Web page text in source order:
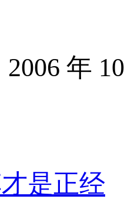
2006 年 10
是正经